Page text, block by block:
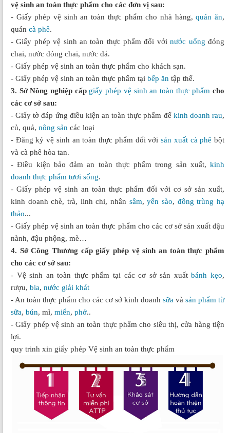
vệ sinh an toàn thực phẩm cho các đơn vị sau:
- Giấy phép vệ sinh an toàn thực phẩm cho nhà hàng,quán ăn,
quán cà phê.
- Giấy phép vệ sinh an toàn thực phẩm đối vớinước uống đóng
chai, nước đóng chai, nước đá.
- Giấy phép vệ sinh an toàn thực phẩm cho khách sạn.
- Giấy phép vệ sinh an toàn thực phẩm tại bếp ăn tập thể.
3. Sở Nông nghiệp cấp giấy phép vệ sinh an toàn thực phẩm cho
các cơ sở sau:
- Giấy tờ đáp ứng điều kiện an toàn thực phẩm để kinh doanh rau,
củ, quả, nông sản các loại
- Đăng ký vệ sinh an toàn thực phẩm đối vớisản xuất cà phê bột
và cà phê hòa tan.
- Điều kiện bảo đảm an toàn thực phẩm trong sản xuất, kinh
doanh thực phẩm tươi sống.
- Giấy phép vệ sinh an toàn thực phẩm đối với cơ sở sản xuất,
kinh doanh chè, trà, linh chi, nhân sâm,yến sào, đông trùng hạ
thảo...
- Giấy phép vệ sinh an toàn thực phẩm cho các cơ sở sản xuất đậu
nành, đậu phộng, mè…
4. Sở Công Thương cấp giấy phép vệ sinh an toàn thực phẩm
cho các cơ sở sau:
- Vệ sinh an toàn thực phẩm tại các cơ sở sản xuấtbánh kẹo,
rượu, bia, nước giải khát
- An toàn thực phẩm cho các cơ sở kinh doanh sữa và sản phẩm từ
sữa, bún, mì, miến, phở..
- Giấy phép vệ sinh an toàn thực phẩm cho siêu thị, cửa hàng tiện
lợi.
quy trinh xin giấy phép Vệ sinh an toàn thực phẩm